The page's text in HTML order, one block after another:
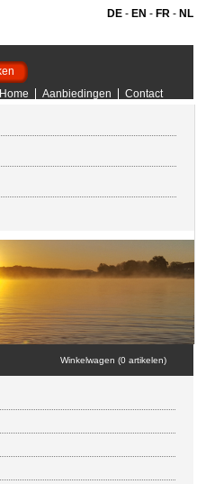
DE- EN - FR- NL
Home Aanbiedingen
Contact
Winkelwagen (0 artikelen)